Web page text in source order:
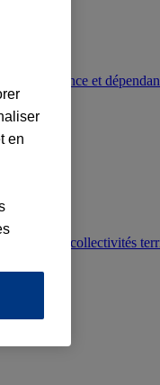
prévoyance et
juridique collectivités
en